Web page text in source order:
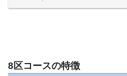
8区コースの特徴